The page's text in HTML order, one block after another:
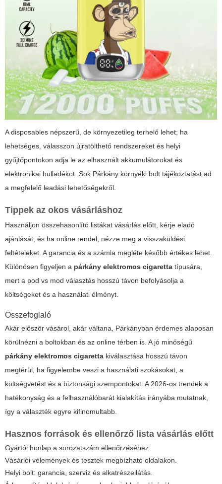
A disposables népszerű, de környezetileg terhelő lehet; ha
lehetséges, válasszon újratölthető rendszereket és helyi
gyűjtőpontokon adja le az elhasznált akkumulátorokat és
elektronikai hulladékot. Sok Párkány környéki bolt tájékoztatást ad
a megfelelő leadási lehetőségekről.
Tippek az okos vásárláshoz
Használjon összehasonlító listákat vásárlás előtt, kérje eladó
ajánlását, és ha online rendel, nézze meg a visszaküldési
feltételeket. A garancia és a számla megléte később értékes lehet.
Különösen figyeljen a párkány elektromos cigaretta típusára,
mert a pod vs mod választás hosszú távon befolyásolja a
költségeket és a használati élményt.
Összefoglaló
Akár először vásárol, akár váltana, Párkányban érdemes alaposan
körülnézni a boltokban és az online térben is. A jó minőségű
párkány elektromos cigaretta kiválasztása hosszú távon
megtérül, ha figyelembe veszi a használati szokásokat, a
költségvetést és a biztonsági szempontokat. A 2026-os trendek a
hatékonyság és a felhasználóbarát kialakítás irányába mutatnak,
így a választék egyre kifinomultabb.
Hasznos források és ellenőrző lista vásárlás előtt
Gyártói honlap a sorozatszám ellenőrzéséhez.
Vásárlói vélemények és tesztek megbízható oldalakon.
Helyi bolt: garancia, szerviz és alkatrészellátás.